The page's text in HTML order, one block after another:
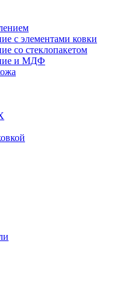
с элементами ковки
со стеклопакетом
и МДФ